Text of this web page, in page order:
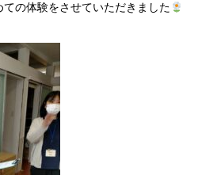
の体験をさせていただきました